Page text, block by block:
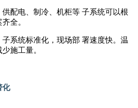
配电、制冷、机柜等 子系统可以根
全。
系统标准化，现场部 署速度快。温
施工量。
化